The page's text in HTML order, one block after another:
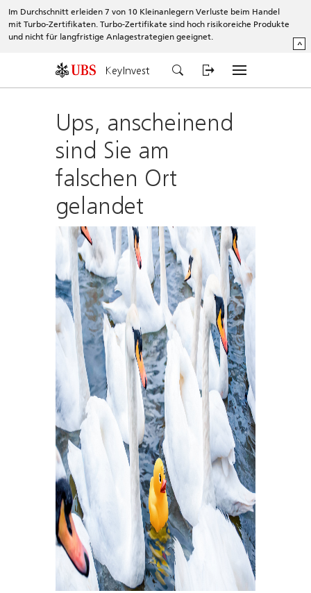
Im Durchschnitt erleiden 7 von 10 Kleinanlegern Verluste beim Handel
mit Turbo-Zertifikaten. Turbo-Zertifikate sind hoch risikoreiche Produkte
und nicht für langfristige Anlagestrategien geeignet.
^
KeyInvest
Ups, anscheinend
sind Sie am
falschen Ort
gelandet